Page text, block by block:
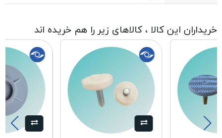
خریداران این کالا ، کالاهای زیر را هم خریده اند